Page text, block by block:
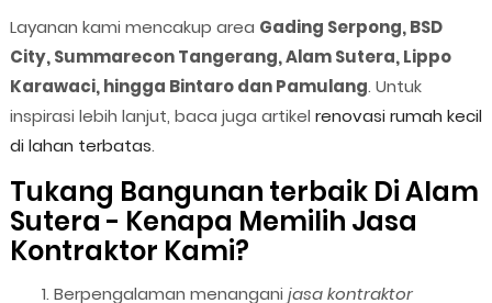
Layanan kami mencakup area Gading Serpong, BSD
City, Summarecon Tangerang, Alam Sutera, Lippo
Karawaci, hingga Bintaro dan Pamulang. Untuk
inspirasi lebih lanjut, baca juga artikel renovasi rumah kecil
di lahan terbatas.
Tukang Bangunan terbaik Di Alam
Sutera - Kenapa Memilih Jasa
Kontraktor Kami?
Berpengalaman menangani jasa kontraktor